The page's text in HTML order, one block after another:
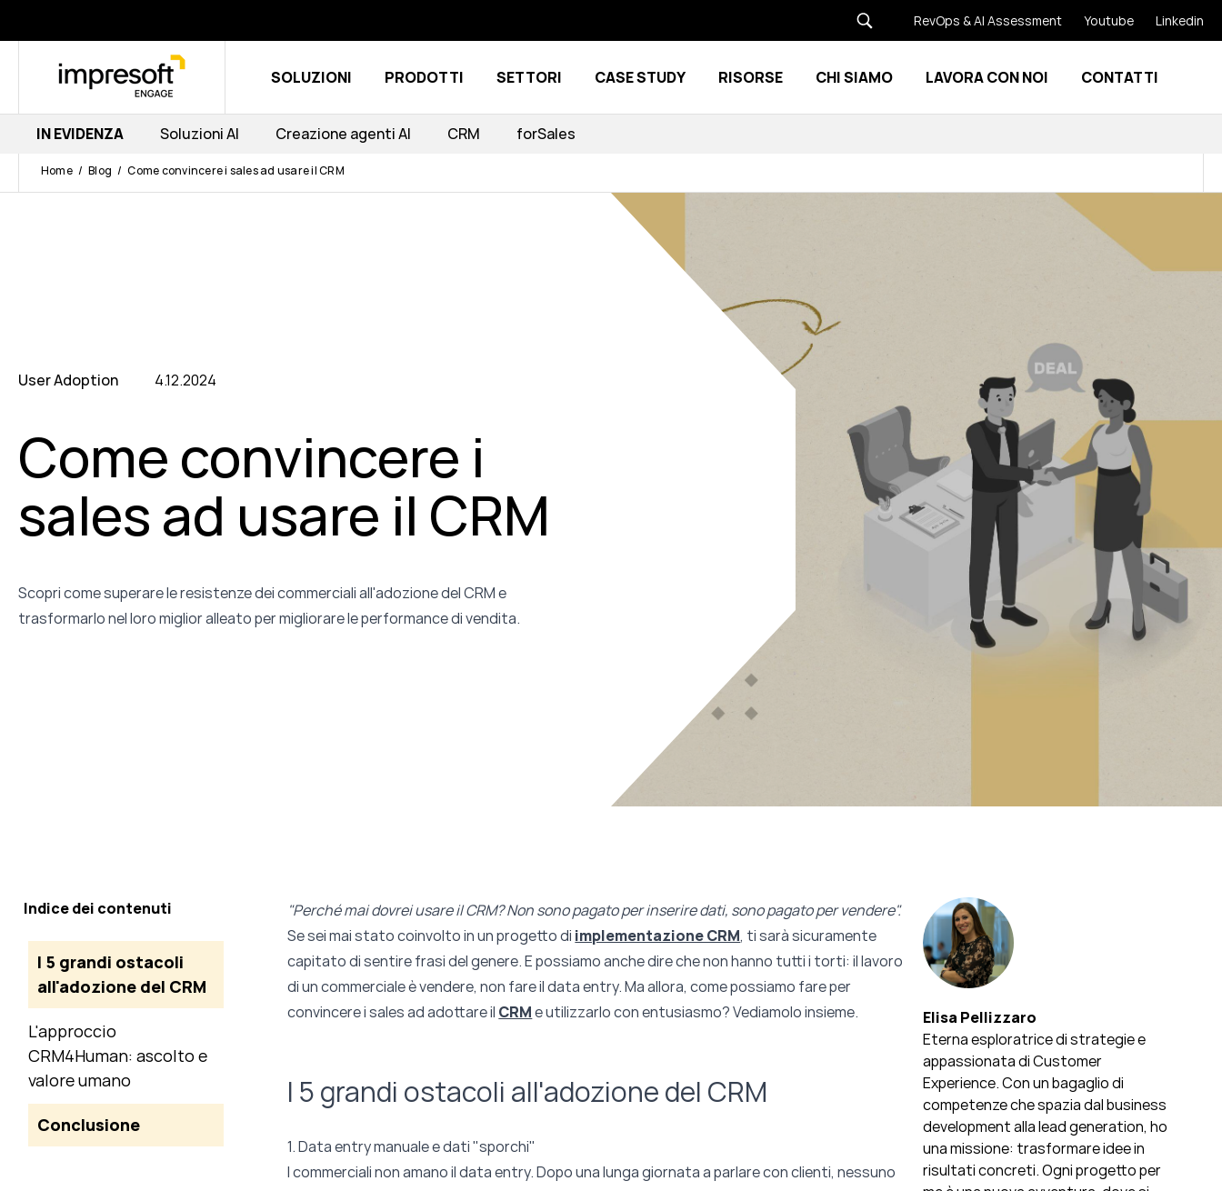
RevOps & AI Assessment Youtube Linkedin
SOLUZIONI PRODOTTI Show submenu for Prodotti
SETTORI Show submenu for Settori
CASE STUDY RISORSE Show submenu for Risorse
CHI SIAMO Show submenu for Chi siamo
LAVORA CON NOI CONTATTI
IN EVIDENZA Soluzioni AI Creazione agenti AI CRM forSales
Home Blog Come convincere i sales ad usare il CRM
User Adoption 4.12.2024
Come convincere i
sales ad usare il CRM
Scopri come superare le resistenze dei commerciali all'adozione del CRM e
trasformarlo nel loro miglior alleato per migliorare le performance di vendita.
Indice dei contenuti
I 5 grandi ostacoli
all'adozione del CRM
L'approccio
CRM4Human: ascolto e
valore umano
Conclusione
"Perché mai dovrei usare il CRM? Non sono pagato per inserire dati, sono pagato per vendere".
Se sei mai stato coinvolto in un progetto di implementazione CRM, ti sarà sicuramente
capitato di sentire frasi del genere. E possiamo anche dire che non hanno tutti i torti: il lavoro
di un commerciale è vendere, non fare il data entry. Ma allora, come possiamo fare per
convincere i sales ad adottare il CRMe utilizzarlo con entusiasmo? Vediamolo insieme.
I 5 grandi ostacoli all'adozione del CRM
1. Data entry manuale e dati "sporchi"
I commerciali non amano il data entry. Dopo una lunga giornata a parlare con clienti, nessuno
Elisa Pellizzaro
Eterna esploratrice di strategie e
appassionata di Customer
Experience. Con un bagaglio di
competenze che spazia dal business
development alla lead generation, ho
una missione: trasformare idee in
risultati concreti. Ogni progetto per